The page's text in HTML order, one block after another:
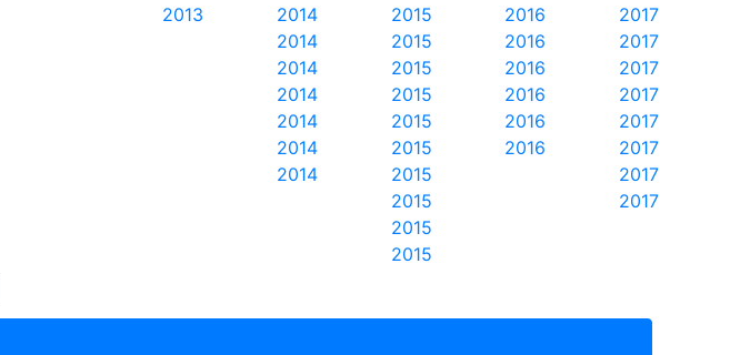
2017
2017
2017
2017
2017
2017
2017
2017
2016
2016
2016
2016
2016
2016
2015
2015
2015
2015
2015
2015
2015
2015
2015
2015
2014
2014
2014
2014
2014
2014
2014
2013